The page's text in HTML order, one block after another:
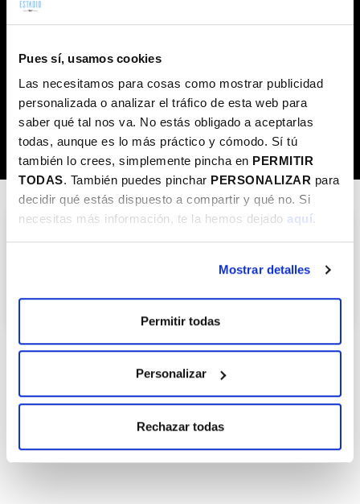
Pues sí, usamos cookies
Las necesitamos para cosas como mostrar publicidad
personalizada o analizar el tráfico de esta web para
saber qué tal nos va. No estás obligado a aceptarlas
todas, aunque es lo más práctico y cómodo. Sí tú
también lo crees, simplemente pincha en PERMITIR
TODAS. También puedes pinchar PERSONALIZAR para
decidir qué estás dispuesto a compartir y qué no. Si
necesitas más información, te la hemos dejado aquí.
Mostrar detalles
Permitir todas
Personalizar
Rechazar todas
Formato
Club OUTDOOR Kluba
Otros
Club de lectura
Charlas
Clubes
Clubes